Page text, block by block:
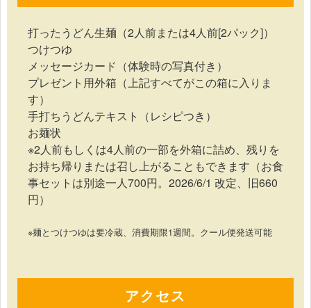
打ったうどん生麺（2人前または4人前[2パック]）
つけつゆ
メッセージカード（体験時の写真付き）
プレゼント用外箱（上記すべてがこの箱に入りま
す）
手打ちうどんテキスト（レシピつき）
お麺状
※2人前もしくは4人前の一部を外箱に詰め、残りを
お持ち帰りまたは召し上がることもできます（お食
事セットは別途一人700円。2026/6/1 改定、旧660
円）
※麺とつけつゆは要冷蔵、消費期限1週間。クール便発送可能
アクセス